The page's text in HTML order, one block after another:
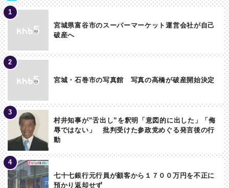
宮城県富谷市のスーパーマーケット運営会社が自己
破産へ
宮城・石巻市の写真館 写真の高橋が破産開始決定
村井知事が”舌出し”を釈明「意図的に出した」「侮
辱ではない」 批判受けた参政党めぐる発言後の行
動
七十七銀行元行員が顧客から１７００万円を不正に
預かり返却せず